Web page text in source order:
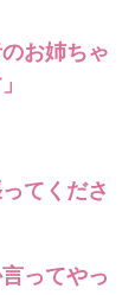
お姉ちゃ
てくださ
ってやっ